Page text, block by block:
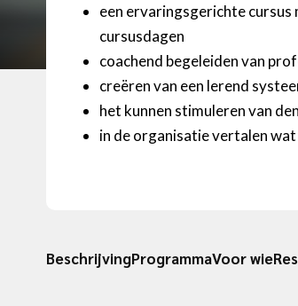
een ervaringsgerichte cursus
cursusdagen
coachend begeleiden van
creëren van een lerend
het kunnen stimuleren van
in de organisatie vertalen
BeschrijvingProgrammaVoor wie